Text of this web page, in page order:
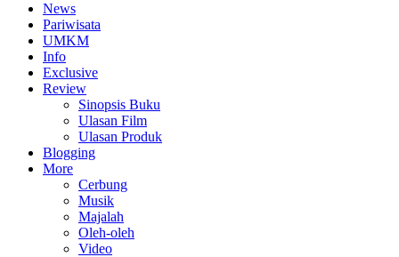
News
Pariwisata
UMKM
Info
Exclusive
Review
Sinopsis Buku
Ulasan Film
Ulasan Produk
Blogging
More
Cerbung
Musik
Majalah
Oleh-oleh
Video